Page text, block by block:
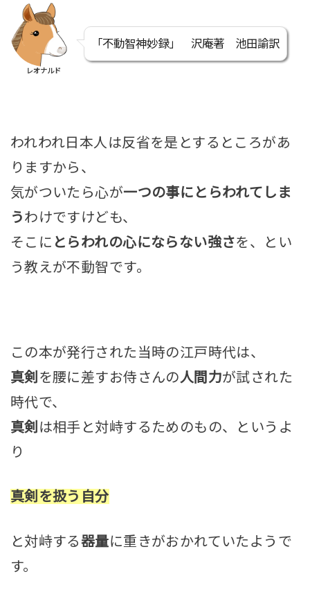
レオナルド
「不動智神妙録」 沢庵著 池田諭訳
われわれ日本人は反省を是とするところがあ
りますから、
気がついたら心が一つの事にとらわれてしま
うわけですけども、
そこに とらわれの心にならない強さを、とい
う教えが不動智です。
この本が発行された当時の江戸時代は、
真剣 を腰に差すお侍さんの人間力が試された
時代で、
真剣 は相手と対峙するためのもの、というよ
り
真剣を扱う自分
と対峙する器量に重きがおかれていたようで
す。